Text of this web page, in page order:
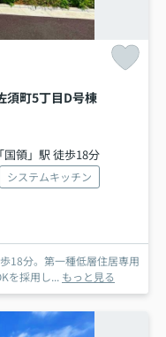
須町5丁目D号棟
国領」駅 徒歩18分
システムキッチン
18分。第一種低層住居専用
を採用し... もっと見る